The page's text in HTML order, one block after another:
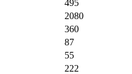
495
2080
360
87
55
222